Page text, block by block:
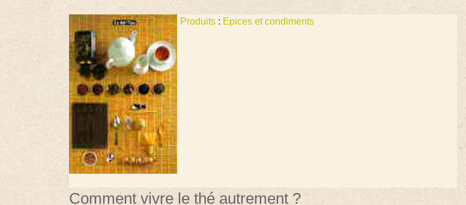
Produits : Epices et condiments
Comment vivre le thé autrement ?